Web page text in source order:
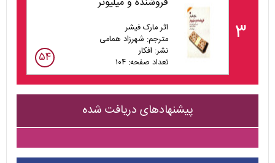
۳
اثر مارک فیشر
مترجم: شهرزاد همامی
نشر: افکار
تعداد صفحه: ۱۰۴
۵۴
پیشنهادهای دریافت شده